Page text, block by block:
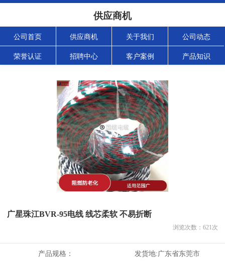
供应商机
公司首页 供应商机 关于我们 公司动态
荣誉认证 招聘中心 客户案例 产品知识
广星珠江BVR-95电线 线芯柔软 不易折断
浏览次数： 621次
产品规格： 发货地:广东省东莞市